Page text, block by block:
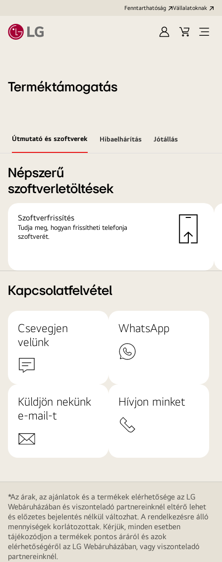
Fenntarthatóság Vállalatoknak
Bejelentkezés
KosárMenü
Terméktámogatás
Útmutató és szoftverek Hibaelhárítás Jótállás
Népszerű
szoftverletöltések
Szoftverfrissítés
Tudja meg, hogyan frissítheti telefonja
szoftverét.
Kapcsolatfelvétel
Csevegjen
velünk
WhatsApp
Küldjön nekünk
e-mail-t
Hívjon minket
*Az árak, az ajánlatok és a termékek elérhetősége az LG
Webáruházában és viszonteladó partnereinknél eltérő lehet
és előzetes bejelentés nélkül változhat. A rendelkezésre álló
mennyiségek korlátozottak. Kérjük, minden esetben
tájékozódjon a termékek pontos áráról és azok
elérhetőségéről az LG Webáruházában, vagy viszonteladó
partnereinknél.